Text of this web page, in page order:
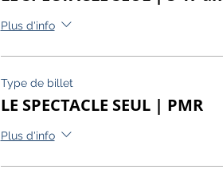
Plus d'info
Type de billet
LE SPECTACLE SEUL | PMR
Plus d'info